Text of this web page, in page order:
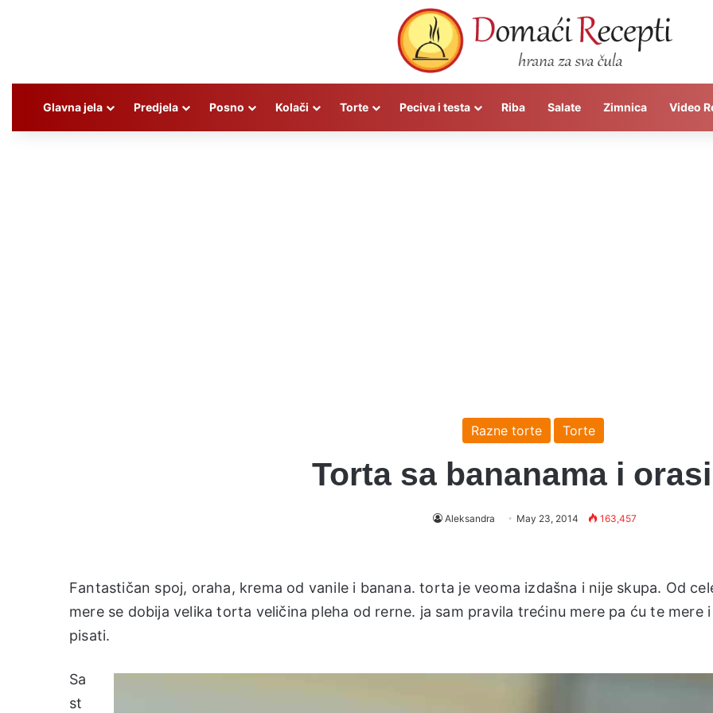
Glavna jela Predjela Posno Kolači Torte Peciva i testa Riba Salate Zimnica Video
Razne torte Torte
Torta sa bananama i
Aleksandra May 23, 2014 163,457
Fantastičan spoj, oraha, krema od vanile i banana. torta je veoma izdašna i nije skupa. Od
mere se dobija velika torta veličina pleha od rerne. ja sam pravila trećinu mere pa ću te mere i
pisati.
Sa
st